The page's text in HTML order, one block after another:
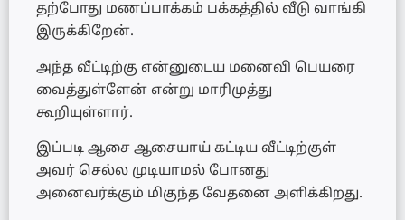
தற்போது மணப்பாக்கம் பக்கத்தில் வீடு வாங்கி
இருக்கிறேன்.
அந்த வீட்டிற்கு என்னுடைய மனைவி பெயரை
வைத்துள்ளேன் என்று மாரிமுத்து
கூறியுள்ளார்.
இப்படி ஆசை ஆசையாய் கட்டிய வீட்டிற்குள்
அவர் செல்ல முடியாமல் போனது
அனைவர்க்கும் மிகுந்த வேதனை அளிக்கிறது.